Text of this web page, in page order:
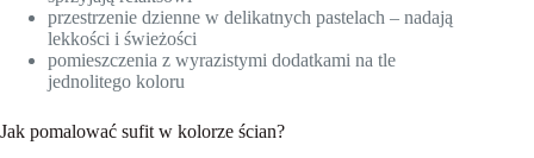
przestrzenie dzienne w delikatnych pastelach – nadają
lekkości i świeżości
pomieszczenia z wyrazistymi dodatkami na tle
jednolitego koloru
Jak pomalować sufit w kolorze ścian?